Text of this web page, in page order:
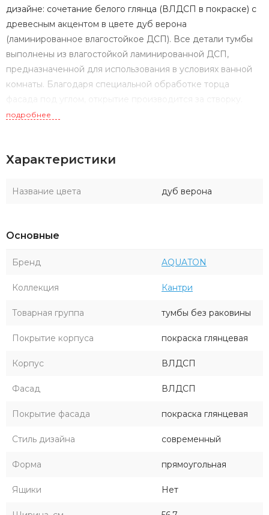
дизайне: сочетание белого глянца (ВЛДСП в покраске) с
древесным акцентом в цвете дуб верона
(ламинированное влагостойкое ДСП). Все детали тумбы
выполнены из влагостойкой ламинированной ДСП,
предназначенной для использования в условиях ванной
комнаты. Благодаря специальной обработке торца
фасада под углом, открытие производится за створку.
Универсальный функционал тумбы – две распашные
подробнее
Характеристики
Название цвета дуб верона
Основные
Бренд AQUATON
Коллекция Кантри
Товарная группа тумбы без раковины
Покрытие корпуса покраска глянцевая
Корпус ВЛДСП
Фасад ВЛДСП
Покрытие фасада покраска глянцевая
Стиль дизайна современный
Форма прямоугольная
Ящики Нет